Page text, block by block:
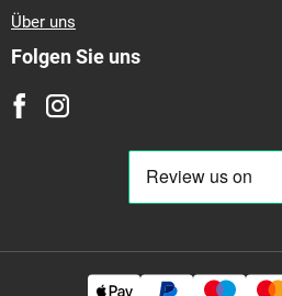
Über uns
Folgen Sie uns